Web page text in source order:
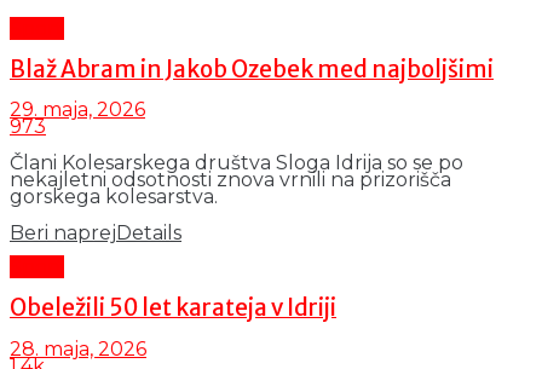
Blaž Abram in Jakob Ozebek med najboljšimi
29. maja, 2026
973
Člani Kolesarskega društva Sloga Idrija so se po
nekajletni odsotnosti znova vrnili na prizorišča
gorskega kolesarstva.
Beri naprej Details
Obeležili 50 let karateja v Idriji
28. maja, 2026